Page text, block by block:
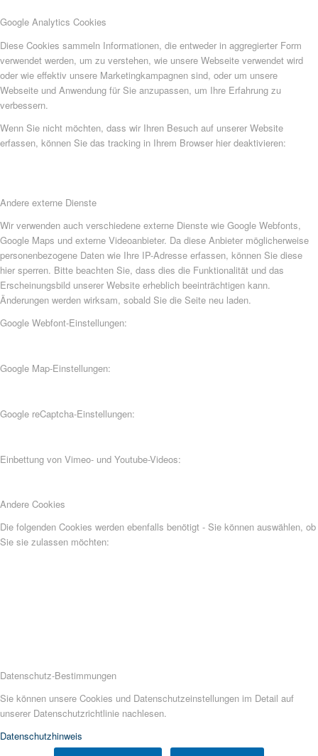
Google Analytics Cookies
Diese Cookies sammeln Informationen, die entweder in aggregierter Form
verwendet werden, um zu verstehen, wie unsere Webseite verwendet wird
oder wie effektiv unsere Marketingkampagnen sind, oder um unsere
Webseite und Anwendung für Sie anzupassen, um Ihre Erfahrung zu
verbessern.
Wenn Sie nicht möchten, dass wir Ihren Besuch auf unserer Website
erfassen, können Sie das tracking in Ihrem Browser hier deaktivieren:
Andere externe Dienste
Wir verwenden auch verschiedene externe Dienste wie Google Webfonts,
Google Maps und externe Videoanbieter. Da diese Anbieter möglicherweise
personenbezogene Daten wie Ihre IP-Adresse erfassen, können Sie diese
hier sperren. Bitte beachten Sie, dass dies die Funktionalität und das
Erscheinungsbild unserer Website erheblich beeinträchtigen kann.
Änderungen werden wirksam, sobald Sie die Seite neu laden.
Google Webfont-Einstellungen:
Google Map-Einstellungen:
Google reCaptcha-Einstellungen:
Einbettung von Vimeo- und Youtube-Videos:
Andere Cookies
Die folgenden Cookies werden ebenfalls benötigt - Sie können auswählen, ob
Sie sie zulassen möchten:
Datenschutz-Bestimmungen
Sie können unsere Cookies und Datenschutzeinstellungen im Detail auf
unserer Datenschutzrichtlinie nachlesen.
Datenschutzhinweis